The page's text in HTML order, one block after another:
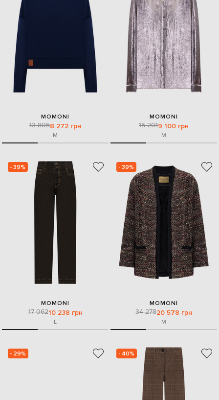
MOMONI
13 8058 272 грн
M
MOMONI
15 2019 100 грн
M
- 39%
MOMONI
17 06210 238 грн
L
- 39%
MOMONI
34 27820 578 грн
M
- 29% - 40%